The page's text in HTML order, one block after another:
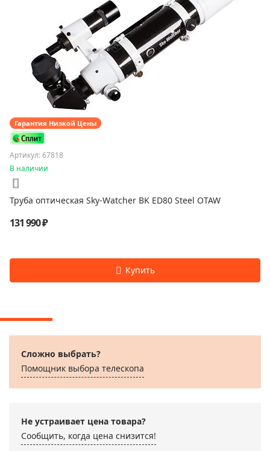
Гарантия Низкой Цены
Артикул: 67818
В наличии
Труба оптическая Sky-Watcher BK ED80 Steel OTAW
131 990 ₽
Сложно выбрать?
Помощник выбора телескопа
Не устраивает цена товара?
Сообщить, когда цена снизится!